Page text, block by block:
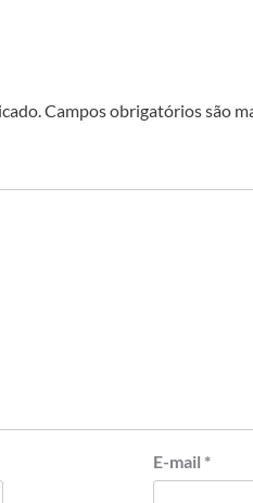
Campos obrigatórios são
E-mail *